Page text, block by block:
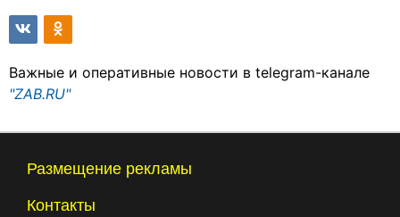
Важные и оперативные новости в telegram-канале
"ZAB.RU"
Размещение рекламы
Контакты